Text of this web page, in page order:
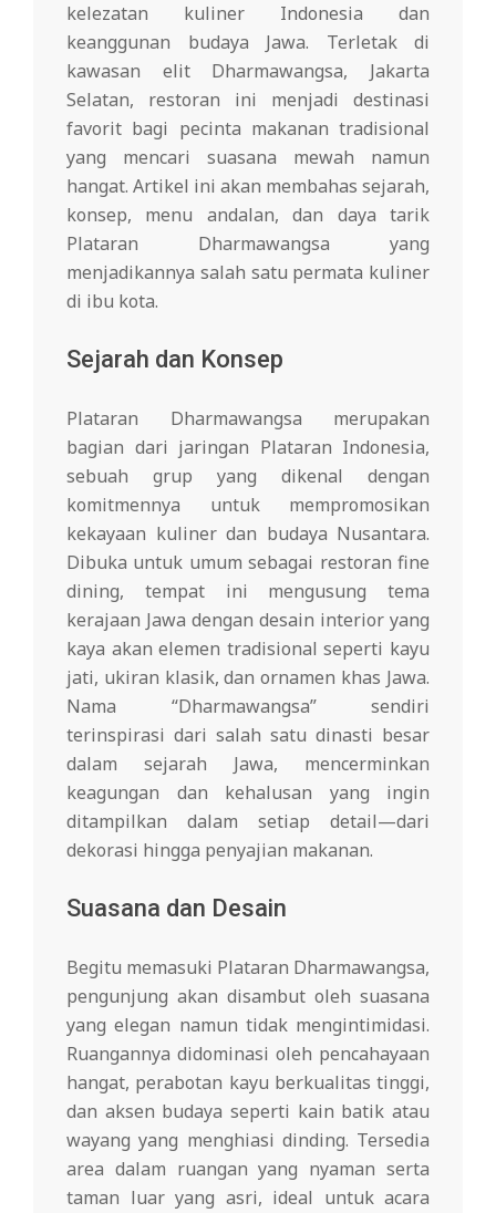
kelezatan kuliner Indonesia dan
keanggunan budaya Jawa. Terletak di
kawasan elit Dharmawangsa, Jakarta
Selatan, restoran ini menjadi destinasi
favorit bagi pecinta makanan tradisional
yang mencari suasana mewah namun
hangat. Artikel ini akan membahas sejarah,
konsep, menu andalan, dan daya tarik
Plataran Dharmawangsa yang
menjadikannya salah satu permata kuliner
di ibu kota.
Sejarah dan Konsep
Plataran Dharmawangsa merupakan
bagian dari jaringan Plataran Indonesia,
sebuah grup yang dikenal dengan
komitmennya untuk mempromosikan
kekayaan kuliner dan budaya Nusantara.
Dibuka untuk umum sebagai restoran fine
dining, tempat ini mengusung tema
kerajaan Jawa dengan desain interior yang
kaya akan elemen tradisional seperti kayu
jati, ukiran klasik, dan ornamen khas Jawa.
Nama “Dharmawangsa” sendiri
terinspirasi dari salah satu dinasti besar
dalam sejarah Jawa, mencerminkan
keagungan dan kehalusan yang ingin
ditampilkan dalam setiap detail—dari
dekorasi hingga penyajian makanan.
Suasana dan Desain
Begitu memasuki Plataran Dharmawangsa,
pengunjung akan disambut oleh suasana
yang elegan namun tidak mengintimidasi.
Ruangannya didominasi oleh pencahayaan
hangat, perabotan kayu berkualitas tinggi,
dan aksen budaya seperti kain batik atau
wayang yang menghiasi dinding. Tersedia
area dalam ruangan yang nyaman serta
taman luar yang asri, ideal untuk acara